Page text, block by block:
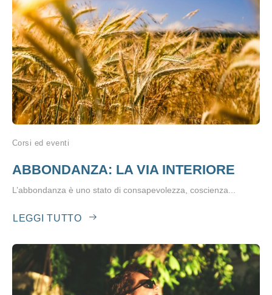
Corsi ed eventi
ABBONDANZA: LA VIA INTERIORE
L’abbondanza è uno stato di consapevolezza, coscienza...
LEGGI TUTTO